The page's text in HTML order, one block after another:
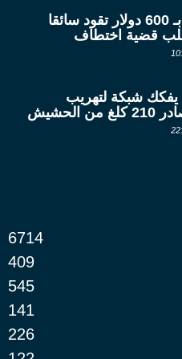
امريكا : رحلة بـ 600 دولار تقود سائقا
قلب قضية اختطاف
يفكك شبكة لتهريب
6714
409
545
141
226